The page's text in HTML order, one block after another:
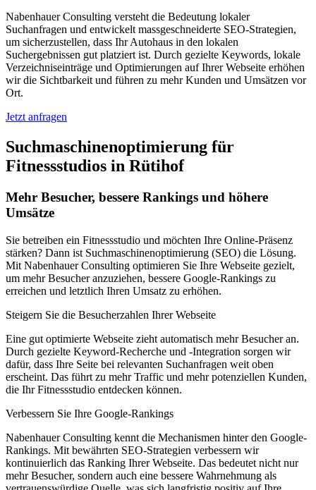
Nabenhauer Consulting versteht die Bedeutung lokaler
Suchanfragen und entwickelt massgeschneiderte SEO-Strategien,
um sicherzustellen, dass Ihr Autohaus in den lokalen
Suchergebnissen gut platziert ist. Durch gezielte Keywords, lokale
Verzeichniseinträge und Optimierungen auf Ihrer Webseite erhöhen
wir die Sichtbarkeit und führen zu mehr Kunden und Umsätzen vor
Ort.
Jetzt anfragen
Suchmaschinenoptimierung für
Fitnessstudios in Rütihof
Mehr Besucher, bessere Rankings und höhere
Umsätze
Sie betreiben ein Fitnessstudio und möchten Ihre Online-Präsenz
stärken? Dann ist Suchmaschinenoptimierung (SEO) die Lösung.
Mit Nabenhauer Consulting optimieren Sie Ihre Webseite gezielt,
um mehr Besucher anzuziehen, bessere Google-Rankings zu
erreichen und letztlich Ihren Umsatz zu erhöhen.
Steigern Sie die Besucherzahlen Ihrer Webseite
Eine gut optimierte Webseite zieht automatisch mehr Besucher an.
Durch gezielte Keyword-Recherche und -Integration sorgen wir
dafür, dass Ihre Seite bei relevanten Suchanfragen weit oben
erscheint. Das führt zu mehr Traffic und mehr potenziellen Kunden,
die Ihr Fitnessstudio entdecken können.
Verbessern Sie Ihre Google-Rankings
Nabenhauer Consulting kennt die Mechanismen hinter den Google-
Rankings. Mit bewährten SEO-Strategien verbessern wir
kontinuierlich das Ranking Ihrer Webseite. Das bedeutet nicht nur
mehr Besucher, sondern auch eine bessere Wahrnehmung als